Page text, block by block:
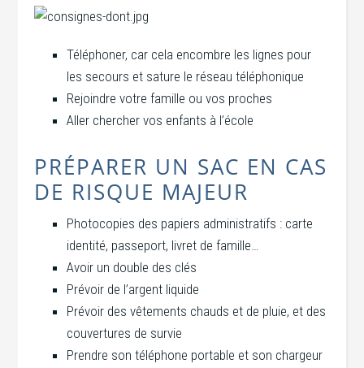
Téléphoner, car cela encombre les lignes pour
les secours et sature le réseau téléphonique
Rejoindre votre famille ou vos proches
Aller chercher vos enfants à l’école
PRÉPARER UN SAC EN CAS
DE RISQUE MAJEUR
Photocopies des papiers administratifs : carte
identité, passeport, livret de famille…
Avoir un double des clés
Prévoir de l’argent liquide
Prévoir des vêtements chauds et de pluie, et des
couvertures de survie
Prendre son téléphone portable et son chargeur